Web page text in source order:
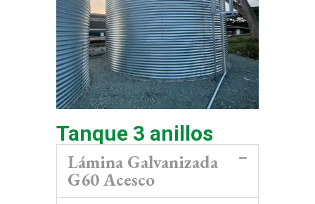
Tanque 3 anillos
Lámina Galvanizada
G60 Acesco